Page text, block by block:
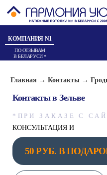
КОМПАНИЯ N1
ПО ОТЗЫВАМ
В БЕЛАРУСИ *
Главная → Контакты →
Контакты в Зельве
*ПРИ ЗАКАЗЕ С
КОНСУЛЬТАЦИЯ И
50 РУБ. В